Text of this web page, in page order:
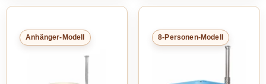
Anhänger-Modell 8-Personen-Modell